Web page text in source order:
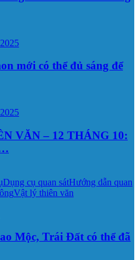
mới có thể đủ sáng để
VĂN – 12 THÁNG 10:
Dụng cụ quan sátHướng dẫn quan
Vật lý thiên văn
Mộc, Trái Đất có thể đã